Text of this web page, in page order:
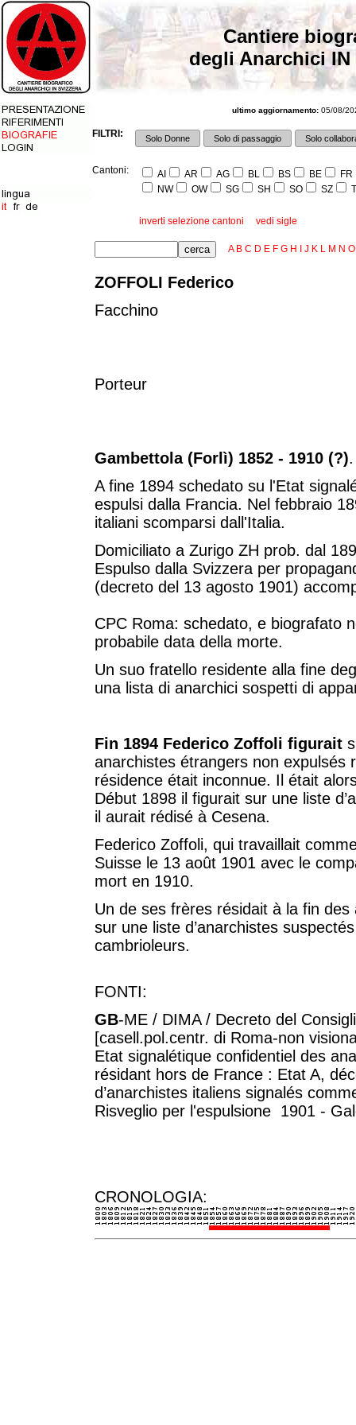
Cantiere
degli Anarchici IN
ultimo aggiornamento: 05/08/
FILTRI: Solo Donne Solo di passaggio Solo
Cantoni: AI AR AG BL BS BE
FR
NW
OW SG SH SO SZ
inverti selezione cantoni vedi sigle
A B C D E F G H J K L M N O
ZOFFOLI Federico
Facchino
Porteur
Gambettola (Forlì) 1852 - 1910 (?).
A fine 1894 schedato su l'Etat
espulsi dalla Francia. Nel febbraio
italiani scomparsi dall'Italia.
Domiciliato a Zurigo ZH prob. dal
Espulso dalla Svizzera per
(decreto del 13 agosto 1901)
CPC Roma: schedato, e biografato
probabile data della morte.
Un suo fratello residente alla fine
una lista di anarchici sospetti di
Fin 1894 Federico Zoffoli figurait
anarchistes étrangers non expulsés
résidence était inconnue. Il était
Début 1898 il figurait sur une liste
il aurait rédisé à Cesena.
Federico Zoffoli, qui travaillait
Suisse le 13 août 1901 avec le
mort en 1910.
Un de ses frères résidait à la fin
sur une liste d’anarchistes
cambrioleurs.
FONTI:
GB-ME / DIMA / Decreto del
[casell.pol.centr. di Roma-non
Etat signalétique confidentiel des
résidant hors de France : Etat A,
d’anarchistes italiens signalés
Risveglio per l'espulsione 1901 -
CRONOLOGIA: